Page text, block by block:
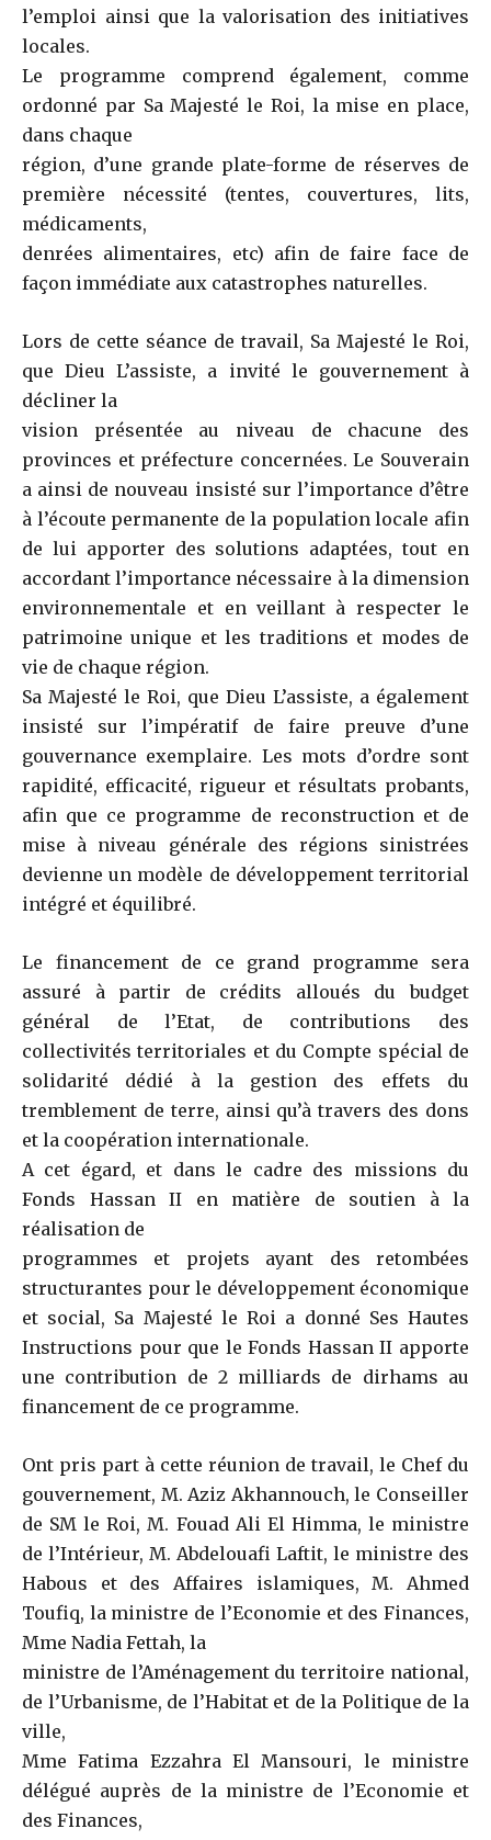
l’emploi ainsi que la valorisation des initiatives
locales.
Le programme comprend également, comme
ordonné par Sa Majesté le Roi, la mise en place,
dans chaque
région, d’une grande plate-forme de réserves de
première nécessité (tentes, couvertures, lits,
médicaments,
denrées alimentaires, etc) afin de faire face de
façon immédiate aux catastrophes naturelles.
Lors de cette séance de travail, Sa Majesté le Roi,
que Dieu L’assiste, a invité le gouvernement à
décliner la
vision présentée au niveau de chacune des
provinces et préfecture concernées. Le Souverain
a ainsi de nouveau insisté sur l’importance d’être
à l’écoute permanente de la population locale afin
de lui apporter des solutions adaptées, tout en
accordant l’importance nécessaire à la dimension
environnementale et en veillant à respecter le
patrimoine unique et les traditions et modes de
vie de chaque région.
Sa Majesté le Roi, que Dieu L’assiste, a également
insisté sur l’impératif de faire preuve d’une
gouvernance exemplaire. Les mots d’ordre sont
rapidité, efficacité, rigueur et résultats probants,
afin que ce programme de reconstruction et de
mise à niveau générale des régions sinistrées
devienne un modèle de développement territorial
intégré et équilibré.
Le financement de ce grand programme sera
assuré à partir de crédits alloués du budget
général de l’Etat, de contributions des
collectivités territoriales et du Compte spécial de
solidarité dédié à la gestion des effets du
tremblement de terre, ainsi qu’à travers des dons
et la coopération internationale.
A cet égard, et dans le cadre des missions du
Fonds Hassan II en matière de soutien à la
réalisation de
programmes et projets ayant des retombées
structurantes pour le développement économique
et social, Sa Majesté le Roi a donné Ses Hautes
Instructions pour que le Fonds Hassan II apporte
une contribution de 2 milliards de dirhams au
financement de ce programme.
Ont pris part à cette réunion de travail, le Chef du
gouvernement, M. Aziz Akhannouch, le Conseiller
de SM le Roi, M. Fouad Ali El Himma, le ministre
de l’Intérieur, M. Abdelouafi Laftit, le ministre des
Habous et des Affaires islamiques, M. Ahmed
Toufiq, la ministre de l’Economie et des Finances,
Mme Nadia Fettah, la
ministre de l’Aménagement du territoire national,
de l’Urbanisme, de l’Habitat et de la Politique de la
ville,
Mme Fatima Ezzahra El Mansouri, le ministre
délégué auprès de la ministre de l’Economie et
des Finances,